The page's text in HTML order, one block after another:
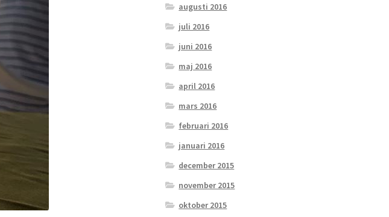
augusti 2016
juli 2016
juni 2016
maj 2016
april 2016
mars 2016
februari 2016
januari 2016
december 2015
november 2015
oktober 2015